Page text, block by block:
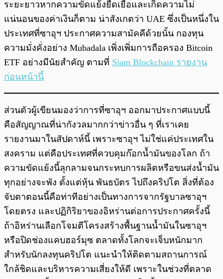
ระยะยาวหากความขัดแย้งยืดเยื้อและเกิดความไม่
แน่นอนของค่าเงินก็ตาม น่าสังเกตว่า UAE ซึ่งเป็นหนึ่งใน
ประเทศที่ซาอุฯ ประกาศความสามัคคีด้วยนั้น กองทุน
ความมั่งคั่งอย่าง Mubadala เพิ่งเพิ่มการถือครอง Bitcoin
ETF อย่างมีนัยสำคัญ ตามที่ Siam Blockchain รายงาน
ก่อนหน้านี้
ส่วนตัวผู้เขียนมองว่าการที่ซาอุฯ ออกมาประกาศแบบนี้
คือสัญญาณที่น่ากังวลมากกว่าข่าวอื่น ๆ ที่เราเคย
รายงานมาในสัปดาห์นี้ เพราะซาอุฯ ไม่ใช่แค่ประเทศใน
สงคราม แต่คือประเทศที่ควบคุมก๊อกน้ำมันของโลก ถ้า
ความขัดแย้งนี้ลุกลามจนกระทบการผลิตหรือขนส่งน้ำมัน
ทุกอย่างจะพัง ตั้งแต่หุ้น พันธบัตร ไปถึงคริปโต สิ่งที่ต้อง
จับตาตอนนี้คือท่าทีอย่างเป็นทางการจากรัฐบาลซาอุฯ
โดยตรง และปฏิกิริยาของอิหร่านต่อการประกาศครั้งนี้
ถ้าอิหร่านเลือกโจมตีโครงสร้างพื้นฐานน้ำมันในซาอุฯ
หรือปิดช่องแคบฮอร์มุซ ตลาดทั้งโลกจะเจ็บหนักมาก
สำหรับนักลงทุนคริปโต แนะนำให้ติดตามสถานการณ์
ใกล้ชิดและบริหารความเสี่ยงให้ดี เพราะในช่วงที่ตลาด